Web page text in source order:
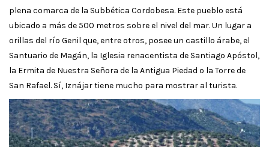
plena comarca de la Subbética Cordobesa. Este pueblo está
ubicado a más de 500 metros sobre el nivel del mar. Un lugar a
orillas del río Genil que, entre otros, posee un castillo árabe, el
Santuario de Magán, la Iglesia renacentista de Santiago Apóstol,
la Ermita de Nuestra Señora de la Antigua Piedad o la Torre de
San Rafael. Sí, Iznájar tiene mucho para mostrar al turista.